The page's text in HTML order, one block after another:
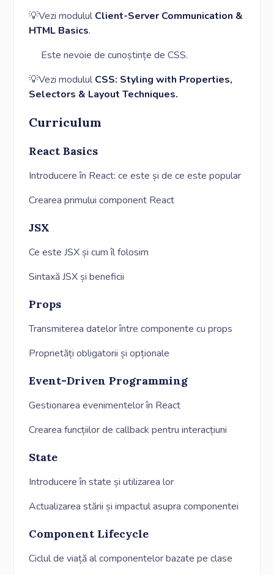
💡Vezi modululClient-Server Communication &
HTML Basics.
Este nevoie de cunoștințe de CSS.
💡Vezi modululCSS: Styling with Properties,
Selectors & Layout Techniques.
Curriculum
React Basics
Introducere în React: ce este și de ce este popular
Crearea primului component React
JSX
Ce este JSX și cum îl folosim
Sintaxă JSX și beneficii
Props
Transmiterea datelor între componente cu props
Proprietăți obligatorii și opționale
Event-Driven Programming
Gestionarea evenimentelor în React
Crearea funcțiilor de callback pentru interacțiuni
State
Introducere în state și utilizarea lor
Actualizarea stării și impactul asupra componentei
Component Lifecycle
Ciclul de viață al componentelor bazate pe clase